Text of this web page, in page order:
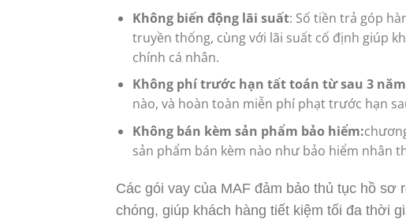
Không biến động lãi suất: Số tiền trả góp
truyền thống, cùng với lãi suất cố định giúp
chính cá nhân.
Không phí trước hạn tất toán từ sau 3 năm
nào, và hoàn toàn miễn phí phạt trước hạn
Không bán kèm sản phẩm bảo hiểm:
sản phẩm bán kèm nào như bảo hiểm nhân
Các gói vay của MAF đảm bảo thủ tục hồ sơ
chóng, giúp khách hàng tiết kiệm tối đa thời